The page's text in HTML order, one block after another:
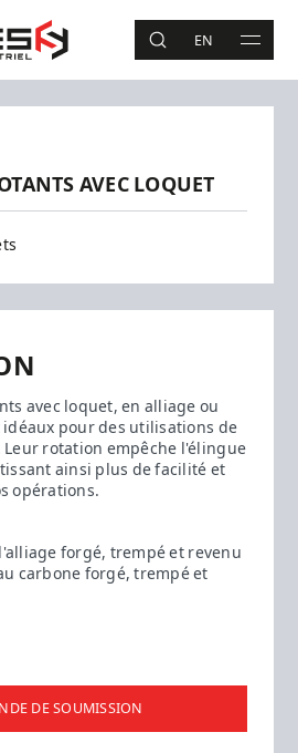
RECHERCHE
EN MAIN
Recherche
AVEC LOQUET
avec loquet, en alliage ou
pour des utilisations de
Leur rotation empêche l'élingue
ainsi plus de facilité et
opérations.
forgé, trempé et revenu
carbone forgé, trempé et
DE SOUMISSION